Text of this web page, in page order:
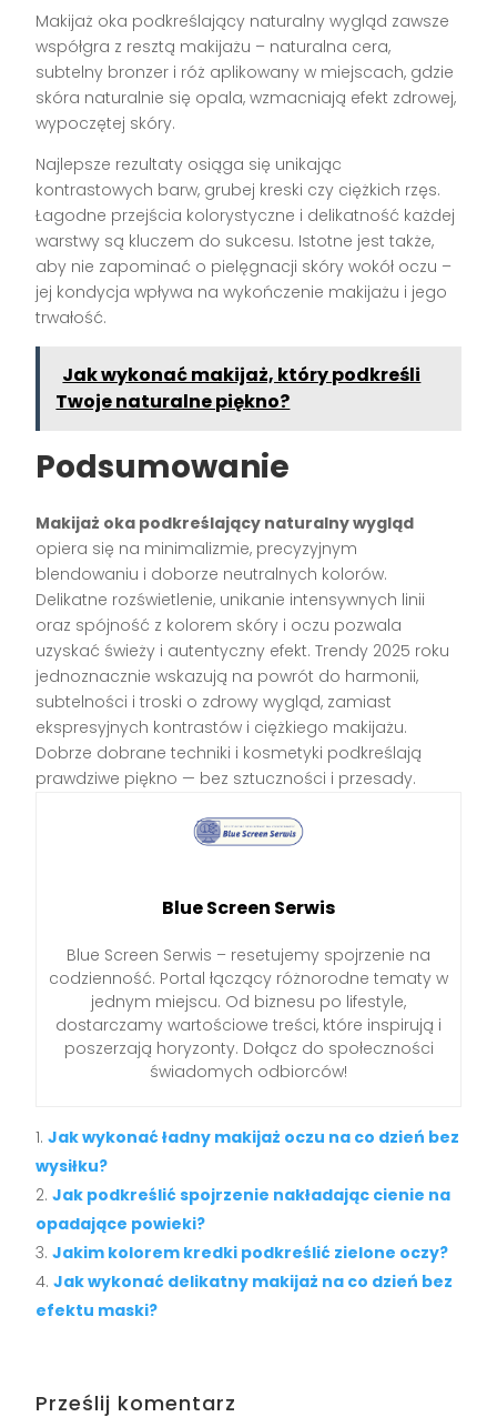
Makijaż oka podkreślający naturalny wygląd zawsze
współgra z resztą makijażu – naturalna cera,
subtelny bronzer i róż aplikowany w miejscach, gdzie
skóra naturalnie się opala, wzmacniają efekt zdrowej,
wypoczętej skóry.
Najlepsze rezultaty osiąga się unikając
kontrastowych barw, grubej kreski czy ciężkich rzęs.
Łagodne przejścia kolorystyczne i delikatność każdej
warstwy są kluczem do sukcesu. Istotne jest także,
aby nie zapominać o pielęgnacji skóry wokół oczu –
jej kondycja wpływa na wykończenie makijażu i jego
trwałość.
Jak wykonać makijaż, który podkreśli
Twoje naturalne piękno?
Podsumowanie
Makijaż oka podkreślający naturalny wygląd
opiera się na minimalizmie, precyzyjnym
blendowaniu i doborze neutralnych kolorów.
Delikatne rozświetlenie, unikanie intensywnych linii
oraz spójność z kolorem skóry i oczu pozwala
uzyskać świeży i autentyczny efekt. Trendy 2025 roku
jednoznacznie wskazują na powrót do harmonii,
subtelności i troski o zdrowy wygląd, zamiast
ekspresyjnych kontrastów i ciężkiego makijażu.
Dobrze dobrane techniki i kosmetyki podkreślają
prawdziwe piękno — bez sztuczności i przesady.
Blue Screen Serwis
Blue Screen Serwis – resetujemy spojrzenie na
codzienność. Portal łączący różnorodne tematy w
jednym miejscu. Od biznesu po lifestyle,
dostarczamy wartościowe treści, które inspirują i
poszerzają horyzonty. Dołącz do społeczności
świadomych odbiorców!
Jak wykonać ładny makijaż oczu na co dzień bez
wysiłku?
Jak podkreślić spojrzenie nakładając cienie na
opadające powieki?
Jakim kolorem kredki podkreślić zielone oczy?
Jak wykonać delikatny makijaż na co dzień bez
efektu maski?
Prześlij komentarz